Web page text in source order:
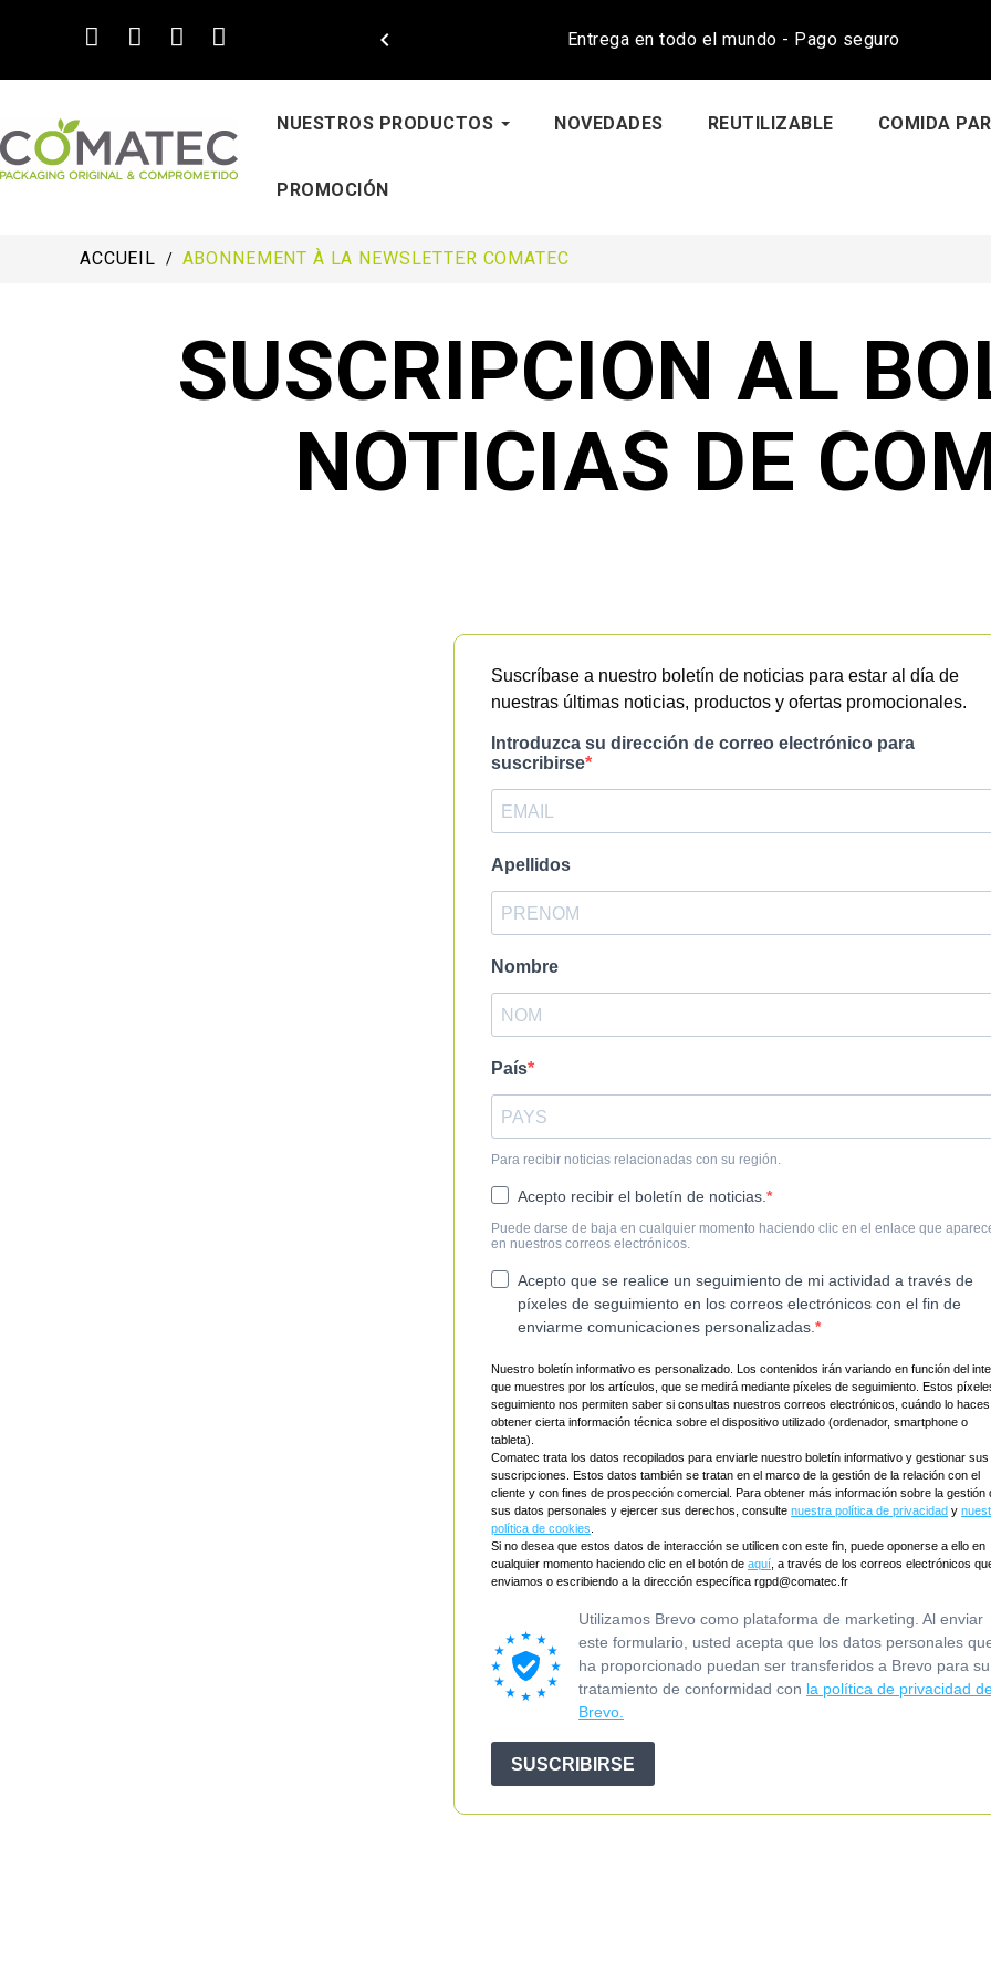
Entrega en todo el mundo - Pago seguro

NUESTROS PRODUCTOS NOVEDADES REUTILIZABLE COMIDA
PROMOCIÓN
ACCUEIL ABONNEMENT À LA NEWSLETTER COMATEC
SUSCRIPCION AL
NOTICIAS DE